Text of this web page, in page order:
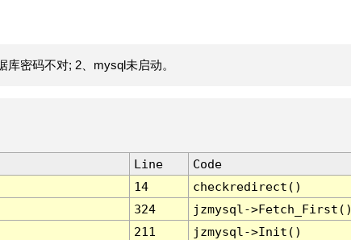
密码不对; 2、mysql未启动。
Line
Code
14
checkredirect()
324
jzmysql-
211
jzmysql->Init()